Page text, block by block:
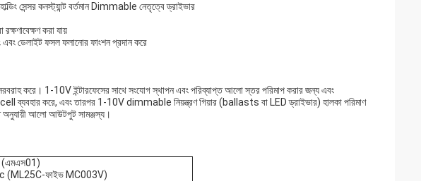
সেন্সর কনস্ট্যান্ট বর্তমান Dimmable নেতৃত্বে ড্রাইভার
করা যায়
ডেলাইট ফসল ফলানোর ফাংশন প্রদান করে
করে। 1-10V ইন্টারফেসের সাথে সংযোগ স্থাপন এবং পরিব্যাপ্ত আলো স্তর পরিমাপ করার জন্য এবং
ব্যবহার করে, এবং তারপর 1-10V dimmable নিয়ন্ত্রণ গিয়ার (ballasts বা LED ড্রাইভার) হালকা পরিমাণ
অনুযায়ী আলো আউটপুট সামঞ্জস্য।
(এমএস01)
(ML25C-ফাইভ MC003V)